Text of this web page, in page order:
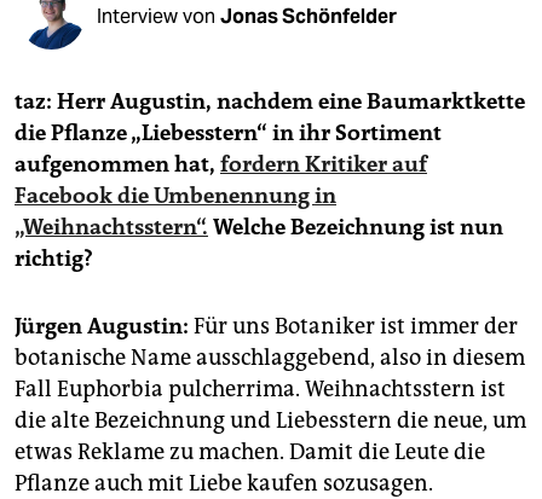
fragen & hilfe
abo
genossenschaft
epaper login
Interview von Jonas Schönfelder
taz: Herr Augustin, nachdem eine Baumarktkette
die Pflanze „Liebesstern“ in ihr Sortiment
aufgenommen hat, fordern Kritiker auf
Facebook die Umbenennung in
„Weihnachtsstern“. Welche Bezeichnung ist nun
richtig?
Jürgen Augustin: Für uns Botaniker ist immer der
botanische Name ausschlaggebend, also in diesem
Fall Euphorbia pulcherrima. Weihnachtsstern ist
die alte Bezeichnung und Liebesstern die neue, um
etwas Reklame zu machen. Damit die Leute die
Pflanze auch mit Liebe kaufen sozusagen.